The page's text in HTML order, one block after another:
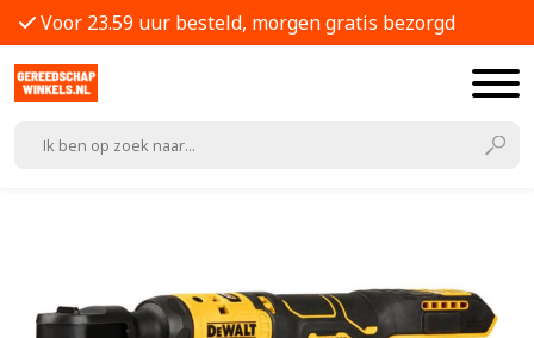
Voor 23.59 uur besteld, morgen gratis bezorgd